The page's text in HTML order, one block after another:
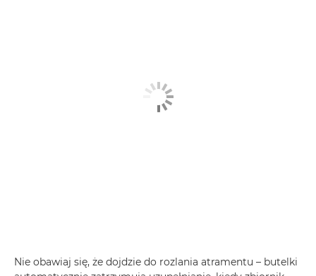
Nie obawiaj się, że dojdzie do rozlania atramentu – butelki